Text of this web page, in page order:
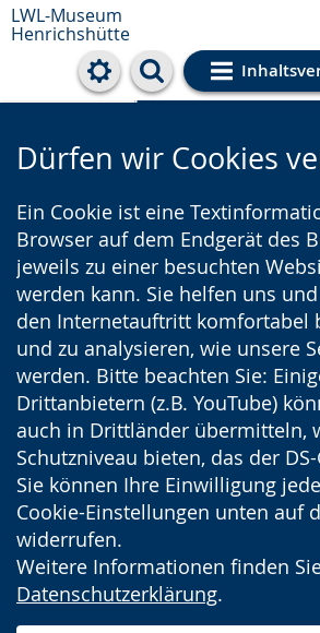
LWL-Museum
Henrichshütte
Cookie-
Dürfen wir Cookies
Ein Cookie ist eine
Browser auf dem Endgerät des
jeweils zu einer besuchten
werden kann. Sie helfen uns
den Internetauftritt komfortabel
und zu analysieren, wie unsere
werden. Bitte beachten Sie:
Drittanbietern (z.B. YouTube)
auch in Drittländer übermitteln,
Schutzniveau bieten, das der
Sie können Ihre Einwilligung
Cookie-Einstellungen unten auf
widerrufen.
Weitere Informationen finden
Datenschutzerklärung.